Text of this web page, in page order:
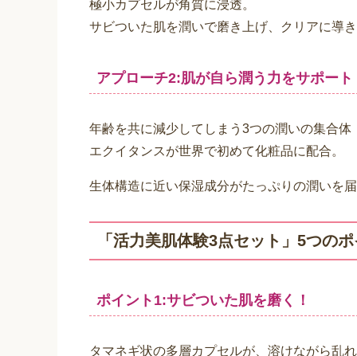
こんなお悩みありませんか？
40代後半、増える肌悩み。
■美容液を使っても、期待したようにならな
原因は、サビ・深刻な乾燥かもしれません。
だから、エクイタンスは美を目覚めさせるケ
年齢肌に2つのアプローチ!
年齢肌に2つのアプローチ。
アプローチ1:サビついた肌を磨く！